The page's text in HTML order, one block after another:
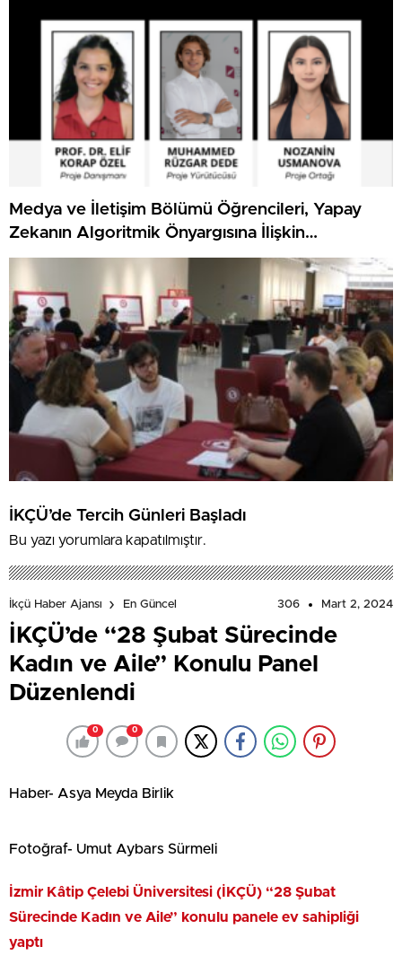
Medya ve İletişim Bölümü Öğrencileri, Yapay
Zekanın Algoritmik Önyargısına İlişkin
Farkındalık Düzeylerini Araştıracak
İKÇÜ’de Tercih Günleri Başladı
Bu yazı yorumlara kapatılmıştır.
İkçü Haber Ajansı En Güncel 306 Mart 2, 2024
İKÇÜ’de “28 Şubat Sürecinde
Kadın ve Aile” Konulu Panel
Düzenlendi
0 0
Haber- Asya Meyda Birlik
Fotoğraf- Umut Aybars Sürmeli
İzmir Kâtip Çelebi Üniversitesi (İKÇÜ) “28 Şubat
Sürecinde Kadın ve Aile” konulu panele ev sahipliği
yaptı